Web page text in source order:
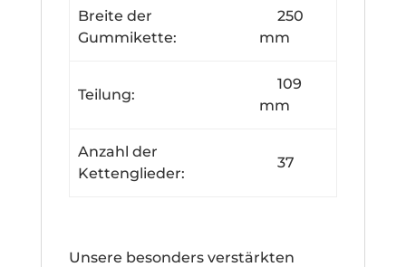
Breite der
Gummikette:
250
mm
Teilung:
109
mm
Anzahl der
Kettenglieder:
37
Unsere besonders verstärkten